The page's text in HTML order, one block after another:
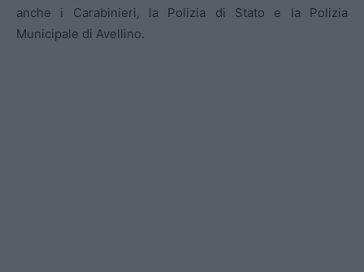
anche i Carabinieri, la Polizia di Stato e la Polizia
Municipale di Avellino.